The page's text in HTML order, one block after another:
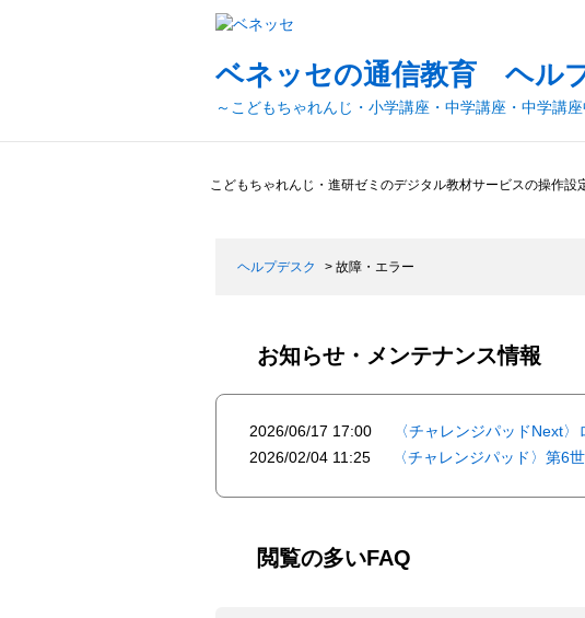
ベネッセの通信教育 ヘル
～こどもちゃれんじ・小学講座・中学講座・中学講
こどもちゃれんじ・進研ゼミのデジタル教材サービスの操作
ヘルプデスク > 故障・エラー
お知らせ・メンテナンス情報
2026/06/17 17:00
〈チャレンジパッドNext
2026/02/04 11:25
〈チャレンジパッド〉第6
閲覧の多いFAQ